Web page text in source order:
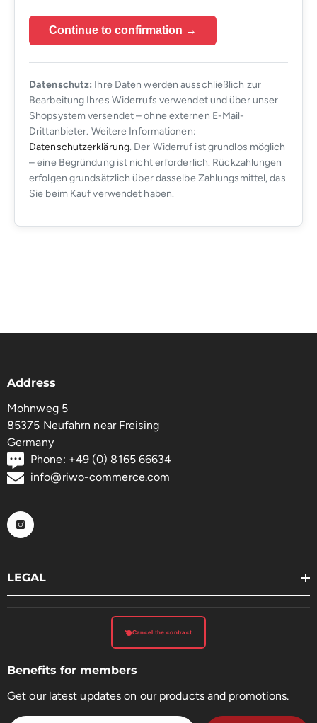
Continue to confirmation →
Datenschutz: Ihre Daten werden ausschließlich zur
Bearbeitung Ihres Widerrufs verwendet und über unser
Shopsystem versendet – ohne externen E-Mail-
Drittanbieter. Weitere Informationen:
Datenschutzerklärung. Der Widerruf ist grundlos möglich
– eine Begründung ist nicht erforderlich. Rückzahlungen
erfolgen grundsätzlich über dasselbe Zahlungsmittel, das
Sie beim Kauf verwendet haben.
Address
Mohnweg 5
85375 Neufahrn near Freising
Germany
Phone: +49 (0) 8165 66634
info@riwo-commerce.com
LEGAL
Cancel the contract
Benefits for members
Get our latest updates on our products and promotions.